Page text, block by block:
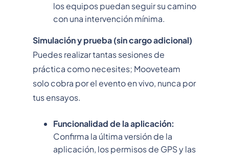
los equipos puedan seguir su camino
con una intervención mínima.
Simulación y prueba (sin cargo adicional)
Puedes realizar tantas sesiones de
práctica como necesites; Mooveteam
solo cobra por el evento en vivo, nunca por
tus ensayos.
Funcionalidad de la aplicación:
Confirma la última versión de la
aplicación, los permisos de GPS y las